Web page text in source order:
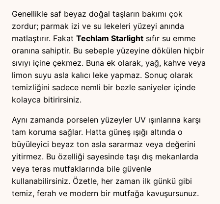
Genellikle saf beyaz doğal taşların bakımı çok
zordur; parmak izi ve su lekeleri yüzeyi anında
matlaştırır. Fakat Techlam Starlight sıfır su emme
oranına sahiptir. Bu sebeple yüzeyine dökülen hiçbir
sıvıyı içine çekmez. Buna ek olarak, yağ, kahve veya
limon suyu asla kalıcı leke yapmaz. Sonuç olarak
temizliğini sadece nemli bir bezle saniyeler içinde
kolayca bitirirsiniz.
Aynı zamanda porselen yüzeyler UV ışınlarına karşı
tam koruma sağlar. Hatta güneş ışığı altında o
büyüleyici beyaz ton asla sararmaz veya değerini
yitirmez. Bu özelliği sayesinde taşı dış mekanlarda
veya teras mutfaklarında bile güvenle
kullanabilirsiniz. Özetle, her zaman ilk günkü gibi
temiz, ferah ve modern bir mutfağa kavuşursunuz.